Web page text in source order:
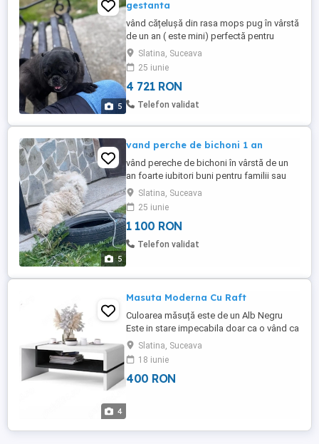
5
gestanta
vând cățelușă din rasa mops pug în vârstă
de un an ( este mini) perfectă pentru
familii cu copiii sau pentru reproductie
este un cățel foarte jucăuș dar și
ascultător potrivit cat pentru curte atât și
pentru apartament este genstanta
Slatina, Suceava
25 iunie
4 721 RON
Telefon validat
5
vand perche de bichoni 1 an
vând pereche de bichoni în vârstă de un
an foarte iubitori buni pentru familii sau
reproduceți (NU SUNT FRAȚI) îi dau din
lipsă de timp
Slatina, Suceava
25 iunie
1 100 RON
Telefon validat
4
Masuta Moderna Cu Raft
Culoarea măsuță este de un Alb Negru
Este in stare impecabila doar ca o vând ca
nu am unde sa o pun prin casa ( Măsuță
este cumpărată de pe site-ul Mozzani )
Slatina, Suceava
18 iunie
400 RON